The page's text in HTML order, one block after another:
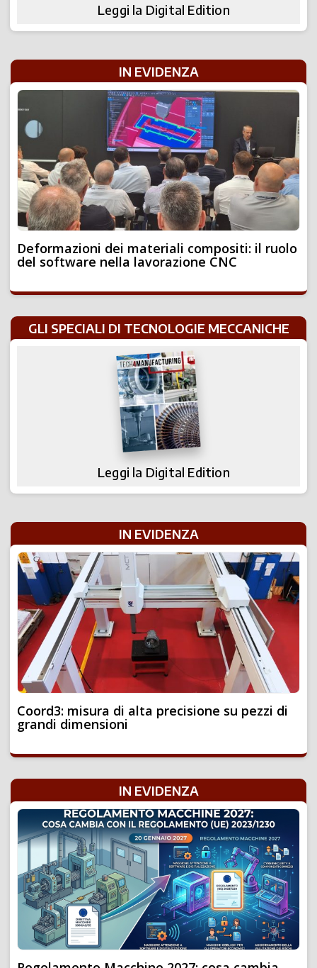
Leggi la Digital Edition
IN EVIDENZA
Deformazioni dei materiali compositi: il ruolo
del software nella lavorazione CNC
GLI SPECIALI DI TECNOLOGIE MECCANICHE
Leggi la Digital Edition
IN EVIDENZA
Coord3: misura di alta precisione su pezzi di
grandi dimensioni
IN EVIDENZA